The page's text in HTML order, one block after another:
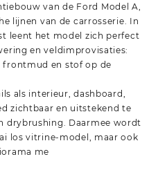
van de Ford Model A,
lijnen van de carrosserie. In
leent het model zich perfect
en veldimprovisaties:
en stof op de
als interieur, dashboard,
zichtbaar en uitstekend te
drybrushing. Daarmee wordt
los vitrine-model, maar ook
me